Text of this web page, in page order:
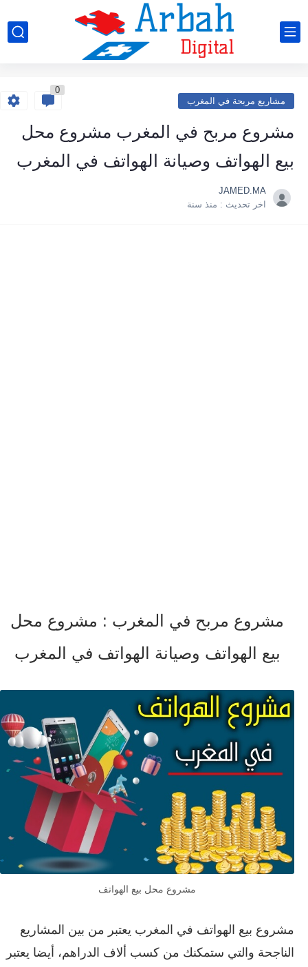
مشاريع مربحة في المغرب
0
مشروع مربح في المغرب مشروع محل
بيع الهواتف وصيانة الهواتف في المغرب
JAMED.MA
اخر تحديث : منذ سنة
مشروع مربح في المغرب : مشروع محل
بيع الهواتف وصيانة الهواتف في المغرب
مشروع محل بيع الهواتف
مشروع بيع الهواتف في المغرب يعتبر من بين المشاريع
الناجحة والتي ستمكنك من كسب ألاف الدراهم، أيضا يعتبر